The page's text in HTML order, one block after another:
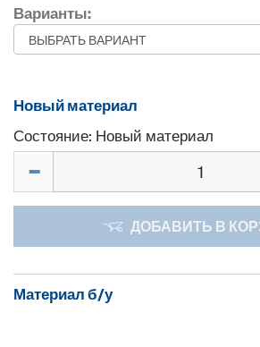
Варианты:
Новый материал
Состояние: Новый материал
ДОБАВИТЬ В
Материал б/у